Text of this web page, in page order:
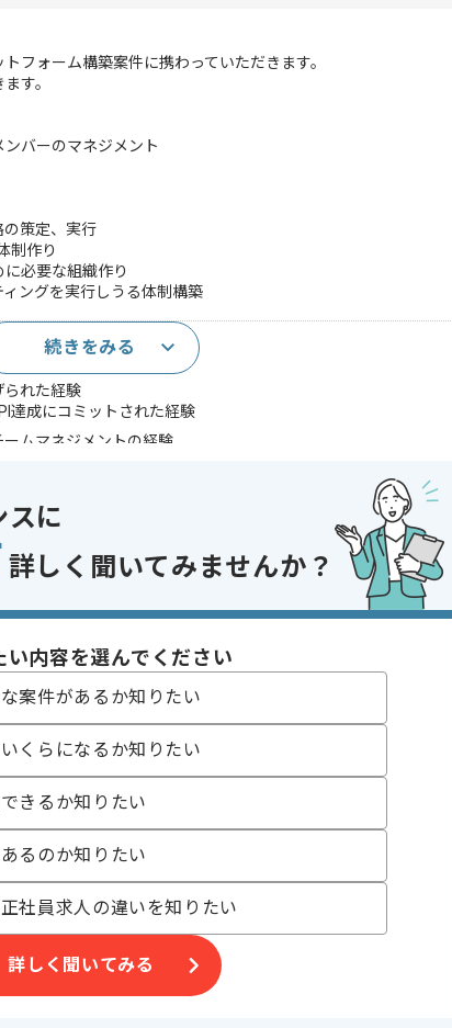
フォーム構築案件に携わっていただきます。
す。
バーのマネジメント
策定、実行
制作り
必要な組織作り
ングを実行しうる体制構築
られた経験
達成にコミットされた経験
ームマネジメントの経験
ば申し込み可能なケースもございます！まずはお気軽にご相談ください！
ード・信販
ございます。
スメの案件です。
続きをみる
スに
詳しく聞いてみませんか？
い内容を選んでください
案件があるか知りたい
くらになるか知りたい
きるか知りたい
るのか知りたい
社員求人の違いを知りたい
詳しく聞いてみる